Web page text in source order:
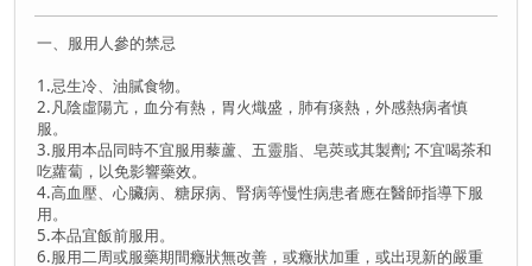
一、服用人參的禁忌
1.忌生冷、油膩食物。
2.凡陰虛陽亢，血分有熱，胃火熾盛，肺有痰熱，外感熱病者慎
服。
3.服用本品同時不宜服用藜蘆、五靈脂、皂莢或其製劑; 不宜喝茶和
吃蘿蔔，以免影響藥效。
4.高血壓、心臟病、糖尿病、腎病等慢性病患者應在醫師指導下服
用。
5.本品宜飯前服用。
6.服用二周或服藥期間癥狀無改善，或癥狀加重，或出現新的嚴重